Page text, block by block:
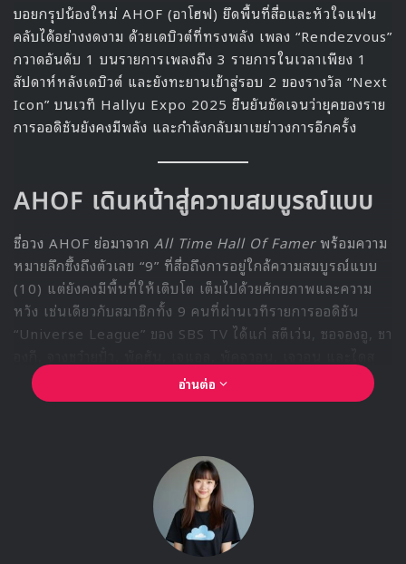
บอยกรุปน้องใหม่ AHOF (อาโฮฟ) ยึดพื้นที่สื่อและหัวใจแฟน
คลับได้อย่างงดงาม ด้วยเดบิวต์ที่ทรงพลัง เพลง “Rendezvous”
กวาดอันดับ 1 บนรายการเพลงถึง 3 รายการในเวลาเพียง 1
สัปดาห์หลังเดบิวต์ และยังทะยานเข้าสู่รอบ 2 ของรางวัล “Next
Icon” บนเวที Hallyu Expo 2025 ยืนยันชัดเจนว่ายุคของราย
การออดิชันยังคงมีพลัง และกำลังกลับมาเขย่าวงการอีกครั้ง
AHOF เดินหน้าสู่ความสมบูรณ์แบบ
ชื่อวง AHOF ย่อมาจาก All Time Hall Of Famerพร้อมความ
หมายลึกซึ้งถึงตัวเลข “9” ที่สื่อถึงการอยู่ใกล้ความสมบูรณ์แบบ
(10) แต่ยังคงมีพื้นที่ให้เติบโต เต็มไปด้วยศักยภาพและความ
หวัง เช่นเดียวกับสมาชิกทั้ง 9 คนที่ผ่านเวทีรายการออดิชัน
“Universe League” ของ SBS TV ได้แก่ สตีเว่น, ซอจองอู, ชา
เกะ
อ่านต่อ